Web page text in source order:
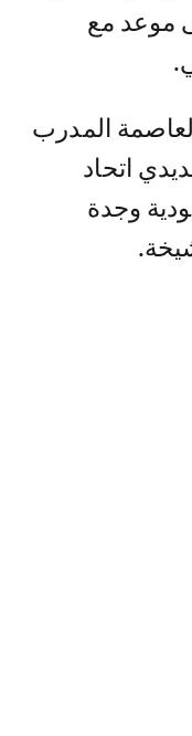
موعد مع
المدرب
اتحاد
وجدة